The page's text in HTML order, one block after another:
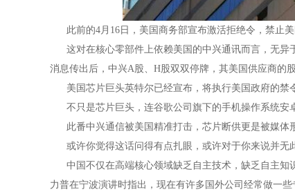
此前的4月16日，美国商务部宣布激活拒绝令，禁止美
这对在核心零部件上依赖美国的中兴通讯而言，无异
消息传出后，中兴A股、H股双双停牌，其美国供应商的
美国芯片巨头英特尔已经宣布，将执行美国政府的禁
不只是芯片巨头，连谷歌公司旗下的手机操作系统安
此番中兴通信被美国精准打击，芯片断供更是被媒体
或许你觉得这话问得有点扎眼，或许对于你来说并无
中国不仅在高端核心领域缺乏自主技术，缺乏自主知
力普在宁波演讲时指出，现在有许多国外公司经常做一